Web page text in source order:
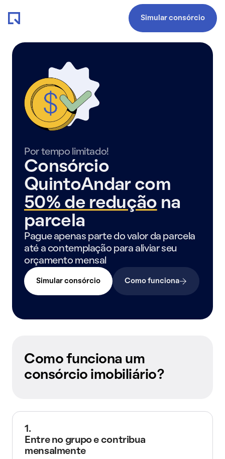
Simular consórcio
Por tempo limitado!
Consórcio
QuintoAndar com
50% de redução na
parcela
Pague apenas parte do valor da parcela
até a contemplação para aliviar seu
orçamento mensal
Simular consórcio Como funciona
Como funciona um
consórcio imobiliário?
1.
Entre no grupo e contribua
mensalmente